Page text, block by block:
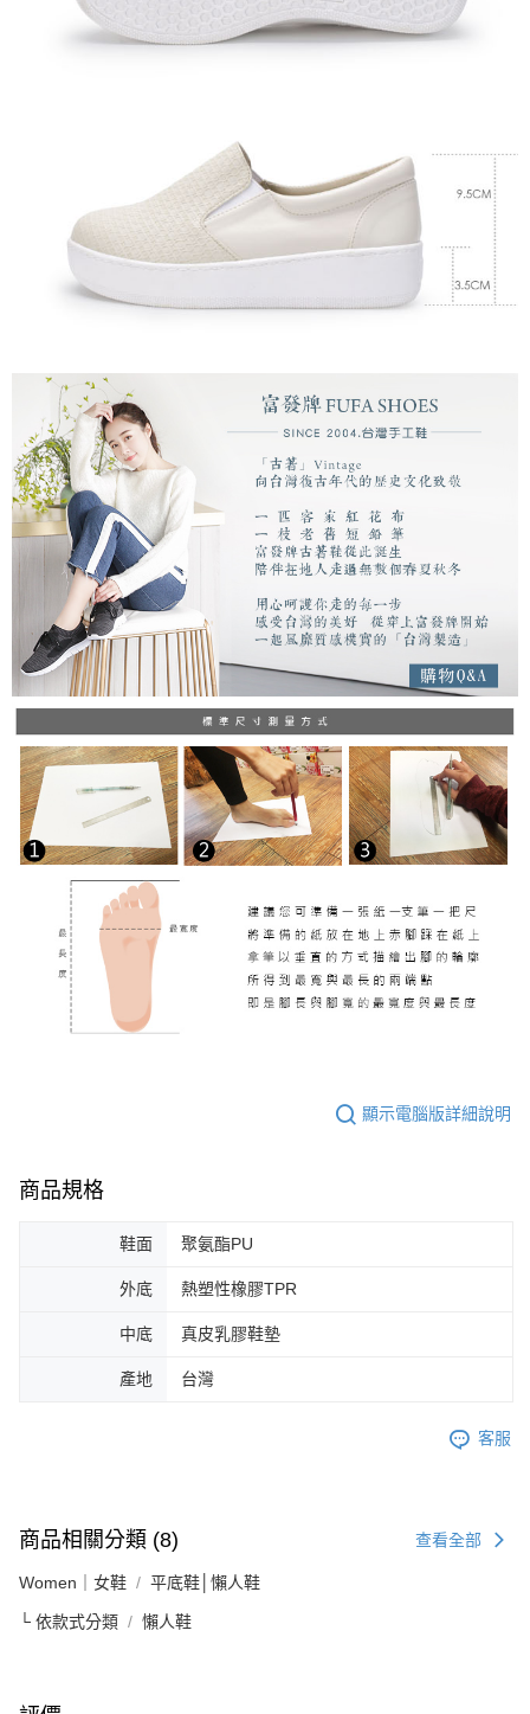
顯示電腦版詳細說明
商品規格
鞋面 聚氨酯PU
外底 熱塑性橡膠TPR
中底 真皮乳膠鞋墊
產地 台灣
客服
商品相關分類 (8) 查看全部
Women｜女鞋 平底鞋│懶人鞋
└ 依款式分類 懶人鞋